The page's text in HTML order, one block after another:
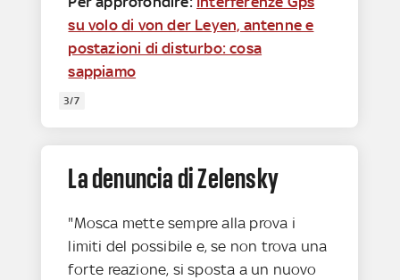
su volo di von der Leyen, antenne e
postazioni di disturbo: cosa
sappiamo
3/7
La denuncia di Zelensky
"Mosca mette sempre alla prova i
limiti del possibile e, se non trova una
forte reazione, si sposta a un nuovo